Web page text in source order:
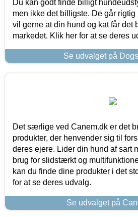
Du kan godt finde billigt
men ikke det billigste. De går
vil gerne at din hund og kat får det
markedet. Klik her for at se deres
Se udvalget på
Det særlige ved Canem.dk er det
produkter, der henvender sig til
deres ejere. Lider din hund af sart
brug for slidstærkt og
kan du finde dine produkter i det
for at se deres udvalg.
Se udvalget på